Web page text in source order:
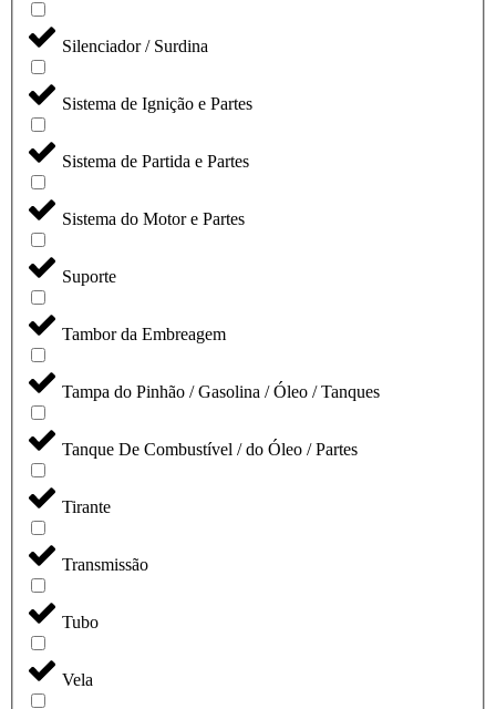
Silenciador / Surdina
Sistema de Ignição e Partes
Sistema de Partida e Partes
Sistema do Motor e Partes
Suporte
Tambor da Embreagem
Tampa do Pinhão / Gasolina / Óleo / Tanques
Tanque De Combustível / do Óleo / Partes
Tirante
Transmissão
Tubo
Vela